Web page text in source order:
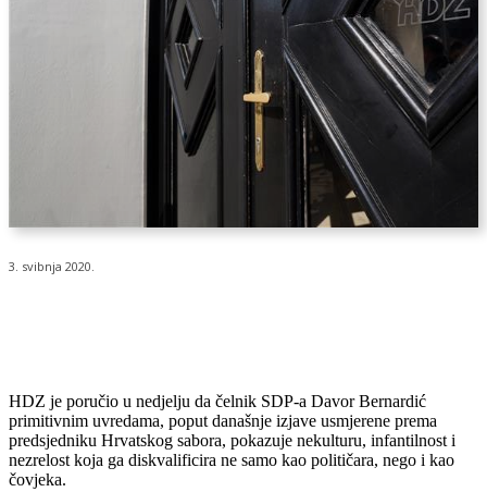
3. svibnja 2020.
HDZ je poručio u nedjelju da čelnik SDP-a Davor Bernardić
primitivnim uvredama, poput današnje izjave usmjerene prema
predsjedniku Hrvatskog sabora, pokazuje nekulturu, infantilnost i
nezrelost koja ga diskvalificira ne samo kao političara, nego i kao
čovjeka.